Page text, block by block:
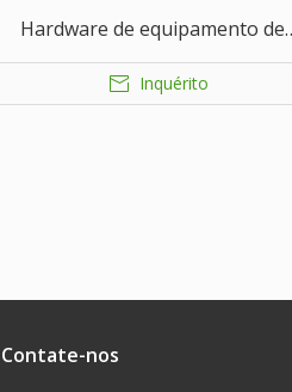
Hardware de equipamento de
serviço de alimentação de
ajustável
Inquérito
Contate-nos